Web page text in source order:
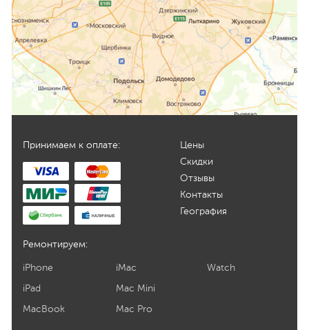
Принимаем к оплате:
Цены
Скидки
Отзывы
Контакты
География
Ремонтируем:
iPhone
iPad
MacBook
iMac
Mac Mini
Mac Pro
Watch